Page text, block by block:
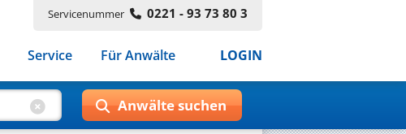
Servicenummer 0221 - 93 73 80 3
Service Für Anwälte LOGIN